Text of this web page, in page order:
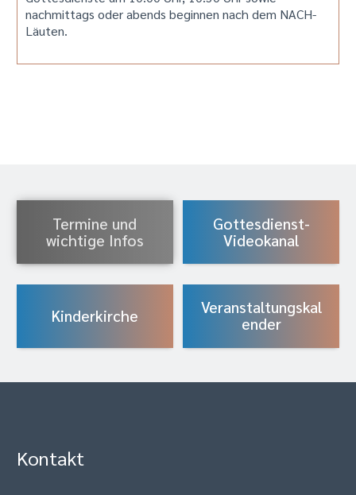
nachmittags oder abends beginnen nach dem NACH-
Läuten.
Termine und
wichtige Infos
Gottesdienst-
Videokanal
Kinderkirche
Veranstaltungskal
ender
Kontakt